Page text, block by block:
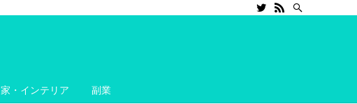
家・インテリア 副業